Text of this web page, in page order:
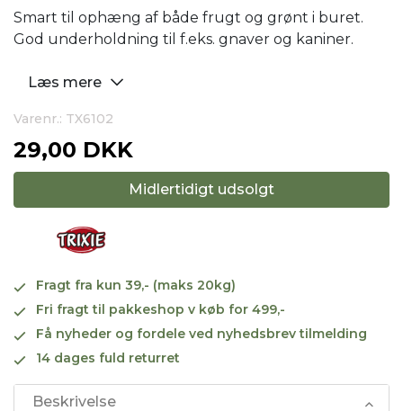
Smart til ophæng af både frugt og grønt i buret.
God underholdning til f.eks. gnaver og kaniner.
Læs mere
Varenr.: TX6102
29,00 DKK
Midlertidigt udsolgt
Fragt fra kun 39,- (maks 20kg)
Fri fragt til pakkeshop v køb for 499,-
Få nyheder og fordele ved nyhedsbrev tilmelding
14 dages fuld returret
Beskrivelse